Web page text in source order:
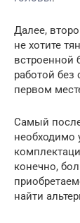
Далее,
не хотите
встроенной
работой без
первом
Самый
необходимо
конечно,
найти